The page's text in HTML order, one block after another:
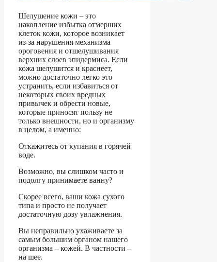
Шелушение кожи – это
накопление избытка отмерших
клеток кожи, которое возникает
из-за нарушения механизма
ороговения и отшелушивания
верхних слоев эпидермиса. Если
кожа шелушится и краснеет,
можно достаточно легко это
устранить, если избавиться от
некоторых своих вредных
привычек и обрести новые,
которые приносят пользу не
только внешности, но и организму
в целом, а именно:
Откажитесь от купания в горячей
воде.
Возможно, вы слишком часто и
подолгу принимаете ванну?
Скорее всего, ваши кожа сухого
типа и просто не получает
достаточную дозу увлажнения.
Вы неправильно ухаживаете за
самым большим органом нашего
организма – кожей. В частности –
на шее.